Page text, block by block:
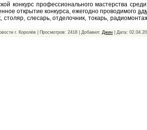
конкурс профессионального мастерства
открытие конкурса, ежегодно проводимого
столяр, слесарь, отделочник, токарь,
г. Королёв | Просмотров: 2418 | Добавил: Джин | Дата: